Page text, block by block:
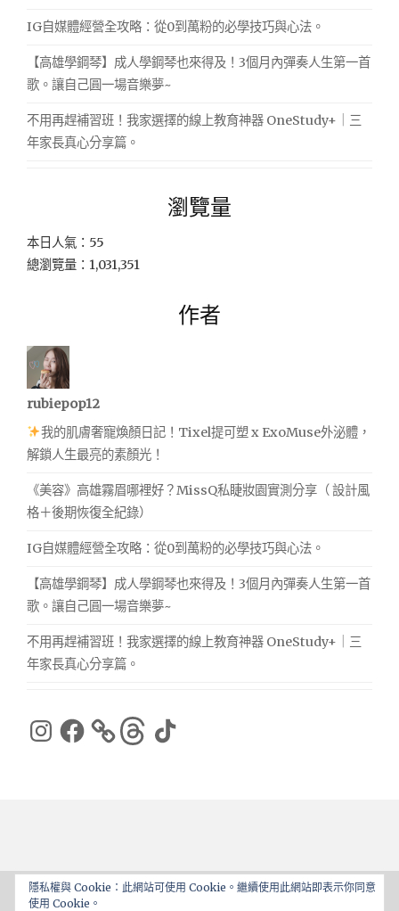
IG自媒體經營全攻略：從0到萬粉的必學技巧與心法。
【高雄學鋼琴】成人學鋼琴也來得及！3個月內彈奏人生第一首
歌。讓自己圓一場音樂夢~
不用再趕補習班！我家選擇的線上教育神器 OneStudy+｜三
年家長真心分享篇。
瀏覽量
本日人氣：55
總瀏覽量：1,031,351
作者
rubiepop12
我的肌膚奢寵煥顏日記！Tixel提可塑 x ExoMuse外泌體，
解鎖人生最亮的素顏光！
《美容》高雄霧眉哪裡好？MissQ私睫妝園實測分享（ 設計風
格＋後期恢復全紀錄）
IG自媒體經營全攻略：從0到萬粉的必學技巧與心法。
【高雄學鋼琴】成人學鋼琴也來得及！3個月內彈奏人生第一首
歌。讓自己圓一場音樂夢~
不用再趕補習班！我家選擇的線上教育神器 OneStudy+｜三
年家長真心分享篇。
Instagram
Facebook ThreadsTikTok
隱私權與 Cookie：此網站可使用 Cookie。繼續使用此網站即表示你同意
使用 Cookie。